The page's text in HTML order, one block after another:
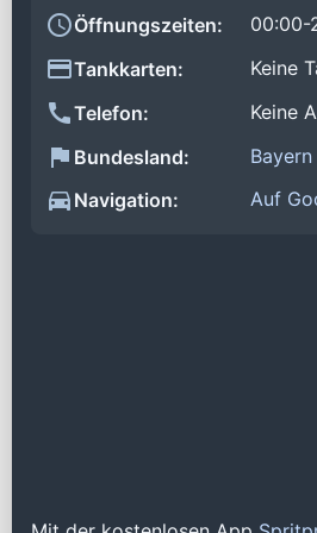
Öffnungszeiten:
00:00-
Tankkarten:
Keine
Telefon:
Keine
Bundesland:
Bayern
Navigation:
Auf